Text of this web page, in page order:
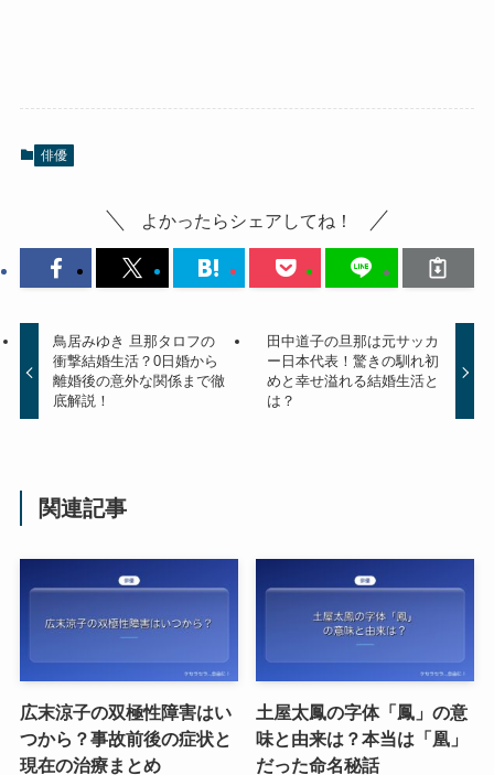
俳優
よかったらシェアしてね！
鳥居みゆき 旦那タロフの
衝撃結婚生活？0日婚から
離婚後の意外な関係まで徹
底解説！
田中道子の旦那は元サッカ
ー日本代表！驚きの馴れ初
めと幸せ溢れる結婚生活と
は？
関連記事
広末涼子の双極性障害はい
つから？事故前後の症状と
現在の治療まとめ
土屋太鳳の字体「鳳」の意
味と由来は？本当は「凰」
だった命名秘話